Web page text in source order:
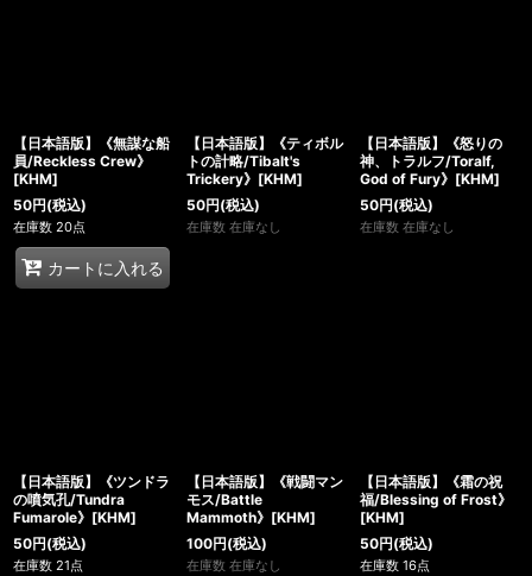
【日本語版】《無謀な船
員/Reckless Crew》
[KHM]
50円(税込)
在庫数 20点
カートに入れる
【日本語版】《ティボル
トの計略/Tibalt's
Trickery》[KHM]
50円(税込)
在庫数 在庫なし
【日本語版】《怒りの
神、トラルフ/Toralf,
God of Fury》[KHM]
50円(税込)
在庫数 在庫なし
【日本語版】《ツンドラ
の噴気孔/Tundra
Fumarole》[KHM]
50円(税込)
在庫数 21点
【日本語版】《戦闘マン
モス/Battle
Mammoth》[KHM]
100円(税込)
在庫数 在庫なし
【日本語版】《霜の祝
福/Blessing of Frost》
[KHM]
50円(税込)
在庫数 16点